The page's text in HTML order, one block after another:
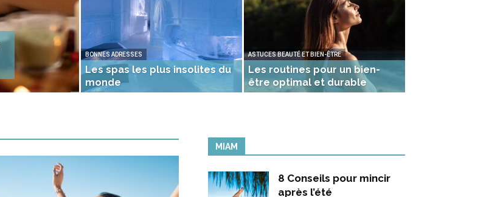
BONNES ADRESSES
Les spas les plus insolites du
monde
ASTUCES BEAUTÉ ET BIEN-ÊTRE
Les routines pour un bien-
être optimal et durable
MIAM
8 Conseils pour mincir
après l’été